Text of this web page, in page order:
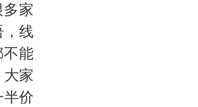
家
线
能
家
价